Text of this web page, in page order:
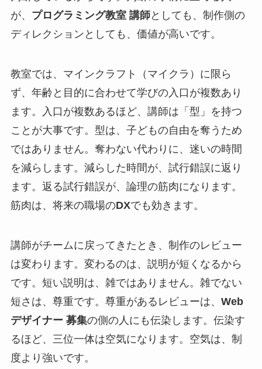
が、 プログラミング教室 講師としても、制作側の
ディレクションとしても、価値が高いです。
教室では、マインクラフト（マイクラ）に限ら
ず、年齢と目的に合わせて学びの入口が複数あり
ます。入口が複数あるほど、講師は「型」を持つ
ことが大事です。型は、子どもの自由を奪うため
ではありません。奪わない代わりに、迷いの時間
を減らします。減らした時間が、試行錯誤に返り
ます。返る試行錯誤が、論理の筋肉になります。
筋肉は、将来の職場のDXでも効きます。
講師がチームに戻ってきたとき、制作のレビュー
は変わります。変わるのは、説明が短くなるから
です。短い説明は、雑ではありません。雑でない
短さは、尊重です。尊重があるレビューは、 Web
デザイナー 募集の側の人にも伝染します。伝染す
るほど、三位一体は空気になります。空気は、制
度より強いです。